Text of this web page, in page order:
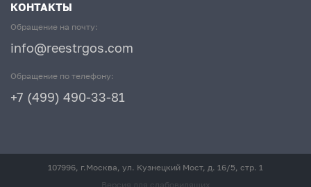
КОНТАКТЫ
Обращение на почту:
info@reestrgos.com
Обращение по телефону:
+7 (499) 490-33-81
107996, г.Москва, ул. Кузнецкий Мост, д. 16/5, стр. 1
Версия для слабовидящих